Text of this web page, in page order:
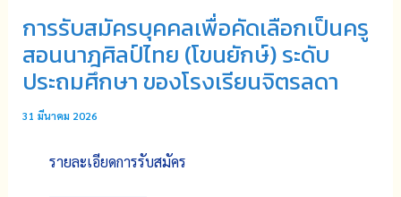
การรับสมัครบุคคลเพื่อคัดเลือกเป็นครู
สอนนาฎศิลป์ไทย (โขนยักษ์) ระดับ
ประถมศึกษา ของโรงเรียนจิตรลดา
31 มีนาคม 2026
รายละเอียดการรับสมัคร